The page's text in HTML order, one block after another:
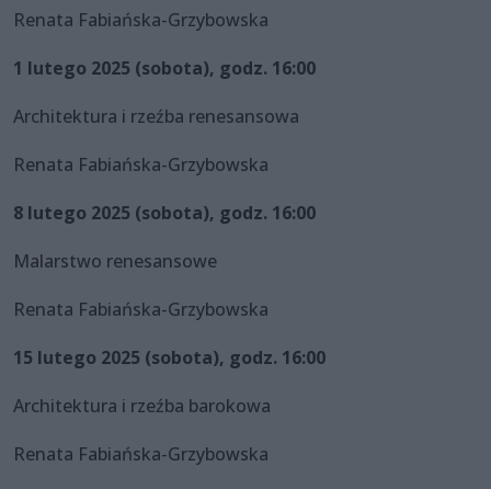
Renata Fabiańska-Grzybowska
1 lutego 2025 (sobota), godz. 16:00
Architektura i rzeźba renesansowa
Renata Fabiańska-Grzybowska
8 lutego 2025 (sobota), godz. 16:00
Malarstwo renesansowe
Renata Fabiańska-Grzybowska
15 lutego 2025 (sobota), godz. 16:00
Architektura i rzeźba barokowa
Renata Fabiańska-Grzybowska